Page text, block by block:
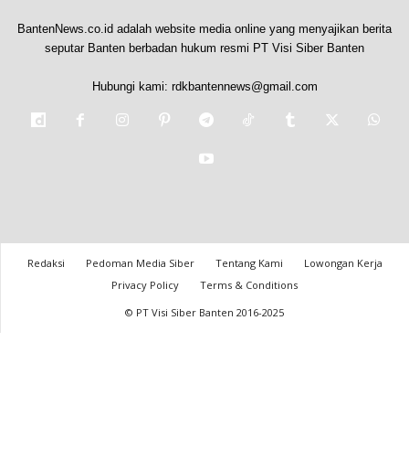
BantenNews.co.id adalah website media online yang menyajikan berita
seputar Banten berbadan hukum resmi PT Visi Siber Banten
Hubungi kami: rdkbantennews@gmail.com
Redaksi Pedoman Media Siber Tentang Kami
Lowongan Kerja
Privacy Policy
Terms & Conditions
© PT Visi Siber Banten 2016-2025